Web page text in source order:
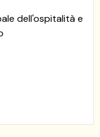
dell'ospitalità e